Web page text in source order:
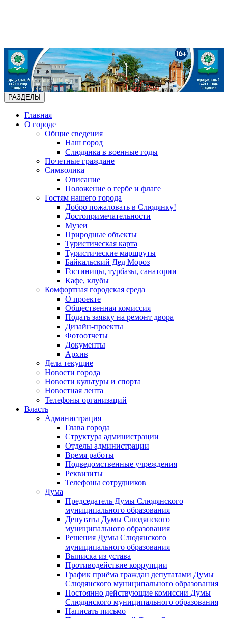
РАЗДЕЛЫ
Главная
О городе
Общие сведения
Наш город
Слюдянка в военные годы
Почетные граждане
Символика
Описание
Положение о гербе и флаге
Гостям нашего города
Добро пожаловать в Слюдянку!
Достопримечательности
Музеи
Природные объекты
Туристическая карта
Туристические маршруты
Байкальский Дед Мороз
Гостиницы, турбазы, санатории
Кафе, клубы
Комфортная городская среда
О проекте
Общественная комиссия
Подать заявку на ремонт двора
Дизайн-проекты
Фотоотчеты
Документы
Архив
Дела текущие
Новости города
Новости культуры и спорта
Новостная лента
Телефоны организаций
Власть
Администрация
Глава города
Структура администрации
Отделы администрации
Время работы
Подведомственные учреждения
Реквизиты
Телефоны сотрудников
Дума
Председатель Думы Слюдянского
муниципального образования
Депутаты Думы Слюдянского
муниципального образования
Решения Думы Слюдянского
муниципального образования
Выписка из устава
Противодействие коррупции
График приёма граждан депутатами Думы
Слюдянского муниципального образования
Постоянно действующие комиссии Думы
Слюдянского муниципального образования
Написать письмо